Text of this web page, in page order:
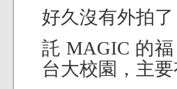
好久沒有外拍
託 MAGIC 的
台大校園，主要